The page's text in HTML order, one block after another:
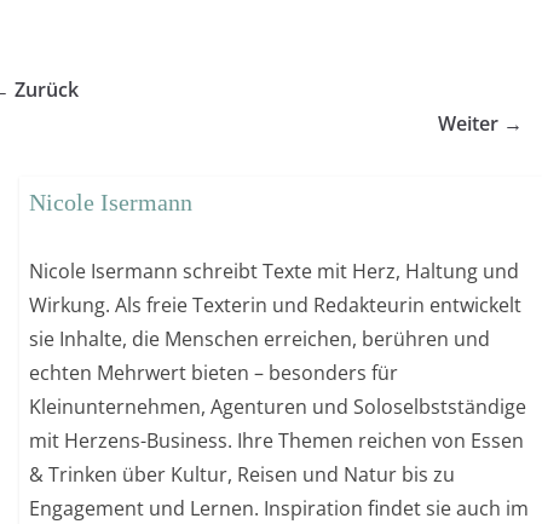
Zurück
Weiter →
Nicole Isermann
Nicole Isermann schreibt Texte mit Herz, Haltung und
Wirkung. Als freie Texterin und Redakteurin entwickelt
sie Inhalte, die Menschen erreichen, berühren und
echten Mehrwert bieten – besonders für
Kleinunternehmen, Agenturen und Soloselbstständige
mit Herzens-Business. Ihre Themen reichen von Essen
& Trinken über Kultur, Reisen und Natur bis zu
Engagement und Lernen. Inspiration findet sie auch im